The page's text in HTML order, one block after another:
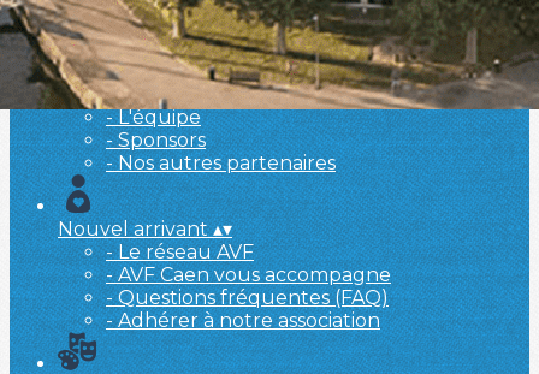
L'association▴▾
- L'association
- Brochure
- L'équipe
- Sponsors
- Nos autres partenaires
Nouvel arrivant▴▾
- Le réseau AVF
- AVF Caen vous accompagne
- Questions fréquentes (FAQ)
- Adhérer à notre association